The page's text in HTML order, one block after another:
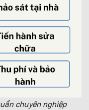
chuyên nghiệp